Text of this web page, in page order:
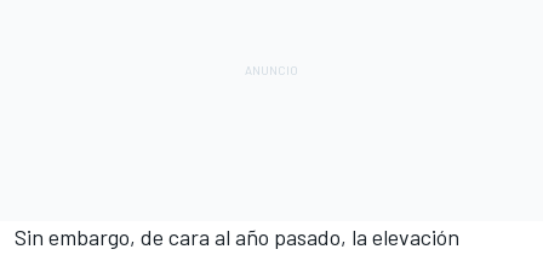
Sin embargo, de cara al año pasado, la elevación